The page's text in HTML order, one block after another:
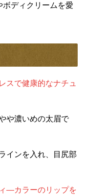
ディクリームを愛
スで健康的なナチュ
や濃いめの太眉で
インを入れ、目尻部
―カラーのリップを